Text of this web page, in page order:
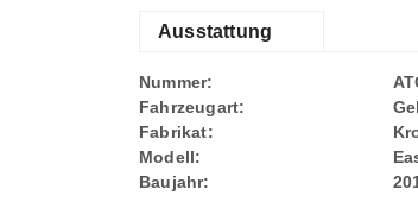
Ausstattung
Nummer:
Fahrzeugart:
Fabrikat:
Modell:
Baujahr: